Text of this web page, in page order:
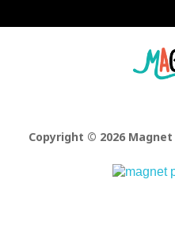
Copyright © 2026